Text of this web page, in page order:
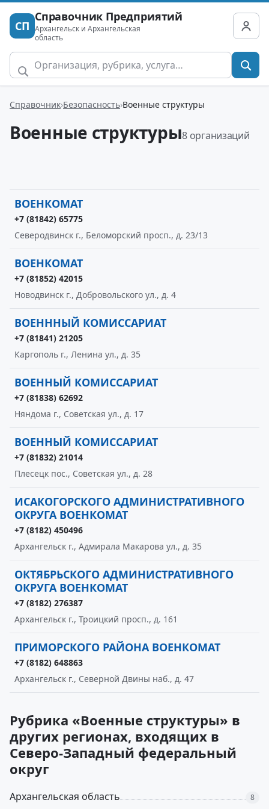
СП
Справочник Предприятий
Архангельск и Архангельская
область
Справочник Безопасность Военные структуры
Военные структуры8 организаций
ВОЕНКОМАТ
+7 (81842) 65775
Северодвинск г., Беломорский просп., д. 23/13
ВОЕНКОМАТ
+7 (81852) 42015
Новодвинск г., Добровольского ул., д. 4
ВОЕНННЫЙ КОМИССАРИАТ
+7 (81841) 21205
Каргополь г., Ленина ул., д. 35
ВОЕННЫЙ КОМИССАРИАТ
+7 (81838) 62692
Няндома г., Советская ул., д. 17
ВОЕННЫЙ КОМИССАРИАТ
+7 (81832) 21014
Плесецк пос., Советская ул., д. 28
ИСАКОГОРСКОГО АДМИНИСТРАТИВНОГО
ОКРУГА ВОЕНКОМАТ
+7 (8182) 450496
Архангельск г., Адмирала Макарова ул., д. 35
ОКТЯБРЬСКОГО АДМИНИСТРАТИВНОГО
ОКРУГА ВОЕНКОМАТ
+7 (8182) 276387
Архангельск г., Троицкий просп., д. 161
ПРИМОРСКОГО РАЙОНА ВОЕНКОМАТ
+7 (8182) 648863
Архангельск г., Северной Двины наб., д. 47
Рубрика «Военные структуры» в
других регионах, входящих в
Северо-Западный федеральный
округ
Архангельская область 8